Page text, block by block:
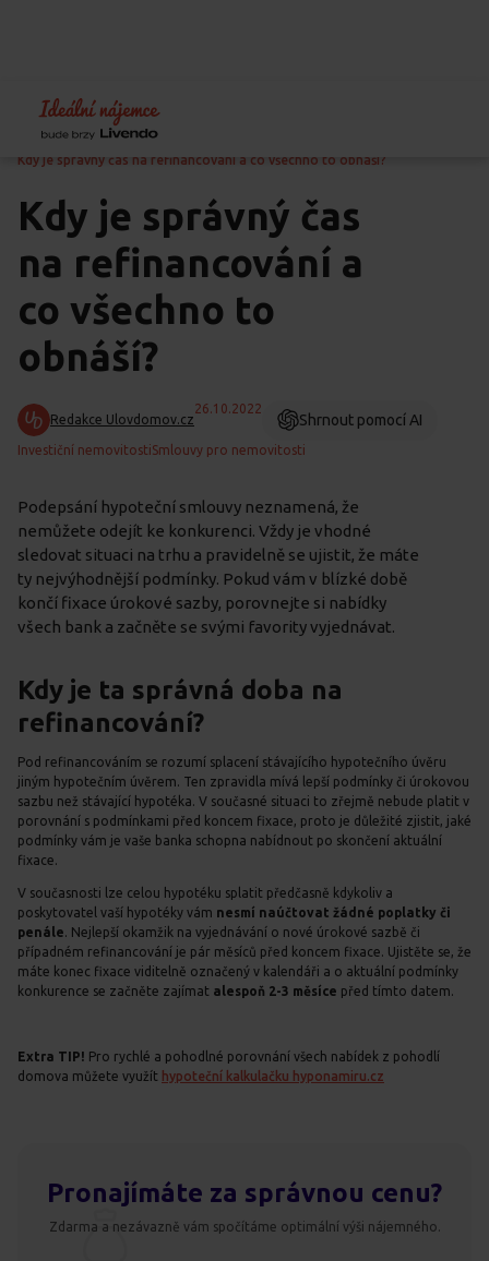
Home Blog
Finance
Kdy je správný čas na refinancování a co všechno to obnáší?
Kdy je správný čas
na refinancování a
co všechno to
obnáší?
Redakce Ulovdomov.cz
26.10.2022
Shrnout pomocí AI
Investiční nemovitostiSmlouvy pro nemovitosti
Podepsání hypoteční smlouvy neznamená, že
nemůžete odejít ke konkurenci. Vždy je vhodné
sledovat situaci na trhu a pravidelně se ujistit, že máte
ty nejvýhodnější podmínky. Pokud vám v blízké době
končí fixace úrokové sazby, porovnejte si nabídky
všech bank a začněte se svými favority vyjednávat.
Kdy je ta správná doba na
refinancování?
Pod refinancováním se rozumí splacení stávajícího hypotečního úvěru
jiným hypotečním úvěrem. Ten zpravidla mívá lepší podmínky či úrokovou
sazbu než stávající hypotéka. V současné situaci to zřejmě nebude platit v
porovnání s podmínkami před koncem fixace, proto je důležité zjistit, jaké
podmínky vám je vaše banka schopna nabídnout po skončení aktuální
fixace.
V současnosti lze celou hypotéku splatit předčasně kdykoliv a
poskytovatel vaší hypotéky vám nesmí naúčtovat žádné poplatky či
penále. Nejlepší okamžik na vyjednávání o nové úrokové sazbě či
případném refinancování je pár měsíců před koncem fixace. Ujistěte se, že
máte konec fixace viditelně označený v kalendáři a o aktuální podmínky
konkurence se začněte zajímat alespoň 2-3 měsíce před tímto datem.
Extra TIP! Pro rychlé a pohodlné porovnání všech nabídek z pohodlí
domova můžete využít hypoteční kalkulačku hyponamiru.cz
Pronajímáte za správnou cenu?
Zdarma a nezávazně vám spočítáme optimální výši nájemného.